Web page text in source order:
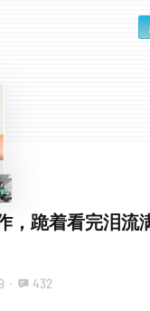
，跪着看完泪流
· 432